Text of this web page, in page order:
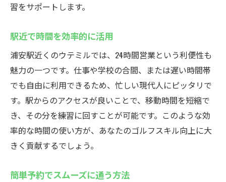
習をサポートします。
駅近で時間を効率的に活用
浦安駅近くのウテミルでは、24時間営業という利便性も
魅力の一つです。仕事や学校の合間、または遅い時間帯
でも自由に利用できるため、忙しい現代人にピッタリで
す。駅からのアクセスが良いことで、移動時間を短縮で
き、その分を練習に回すことが可能です。このような効
率的な時間の使い方が、あなたのゴルフスキル向上に大
きく貢献するでしょう。
簡単予約でスムーズに通う方法